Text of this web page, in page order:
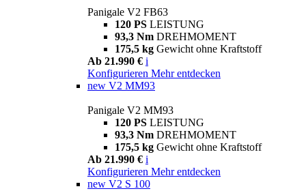
Panigale V2 FB63
120 PS LEISTUNG
93,3 Nm DREHMOMENT
175,5 kg Gewicht ohne Kraftstoff
Ab 21.990 € i
Konfigurieren Mehr entdecken
new V2 MM93
Panigale V2 MM93
120 PS LEISTUNG
93,3 Nm DREHMOMENT
175,5 kg Gewicht ohne Kraftstoff
Ab 21.990 € i
Konfigurieren Mehr entdecken
new V2 S 100